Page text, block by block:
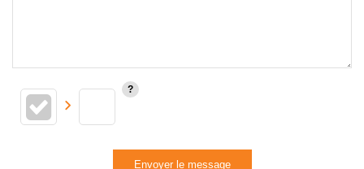
Envoyer le message